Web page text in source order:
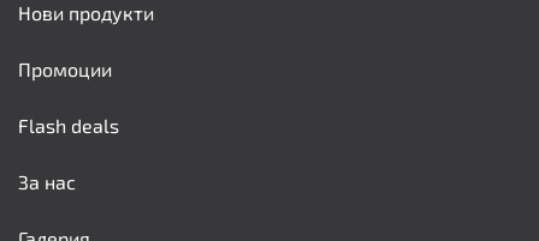
Нови продукти
Промоции
Flash deals
За нас